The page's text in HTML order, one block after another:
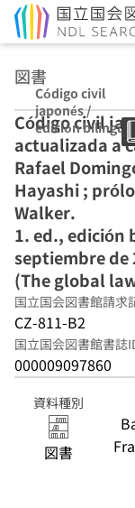
図書
Código civil
japonés /
edición bilingüe
y actualizada a
cargo de
Francisco
Barberán y
Rafael Domingo
; con la
colaboración de
Nobuo Hayashi ;
prólogo de
Antonio
Garrigues
Walker. 1. ed.,
edición bilingüe
y actualizada a
30 de
septiembre de
2006. (The
global law
collection.
Código civil
actualizada a
Rafael
Hayashi ;
Walker.
1. ed., edición
septiembre de
(The global
国立国会図書館請求
CZ-811-B2
国立国会図書館書誌
000009097860
資料種別
図書